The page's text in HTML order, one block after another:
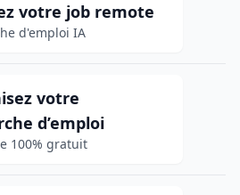
votre job remote
d'emploi IA
votre
d’emploi
100% gratuit